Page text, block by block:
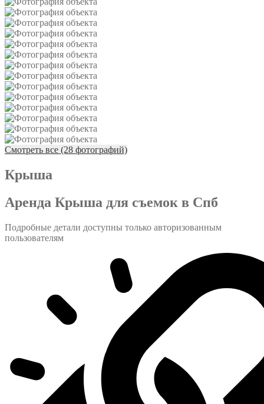
Смотреть все (28 фотографий)
Крыша
Аренда Крыша для съемок в Спб
Подробные детали доступны только авторизованным
пользователям